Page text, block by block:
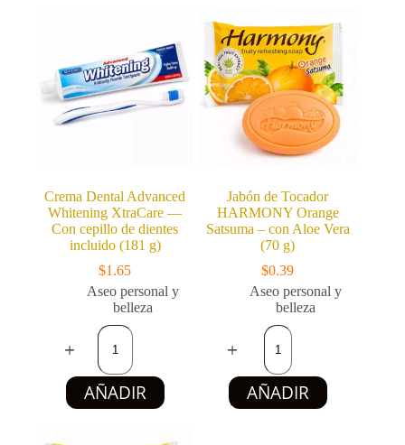
Crema Dental Advanced
Whitening XtraCare —
Con cepillo de dientes
incluido (181 g)
$1.65
Aseo personal y
belleza
Crema
Dental
Advanced
Whitening
XtraCare
—
AÑADIR
Jabón de Tocador
HARMONY Orange
Satsuma – con Aloe Vera
(70 g)
$0.39
Aseo personal y
belleza
Jabón
de
Tocador
HARMONY
Orange
Satsuma
AÑADIR